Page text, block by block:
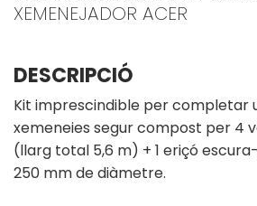
XEMENEJADOR ACER
DESCRIPCIÓ
Kit imprescindible per completar
xemeneies segur compost per 4
(llarg total 5,6 m) + 1 eriçó
250 mm de diàmetre.